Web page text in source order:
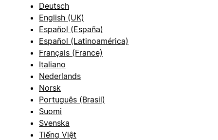
Deutsch
English (UK)
Español (España)
Español (Latinoamérica)
Français (France)
Italiano
Nederlands
Norsk
Português (Brasil)
Suomi
Svenska
Tiếng Việt